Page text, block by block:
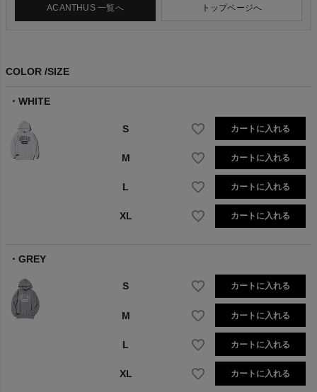
ACANTHUS 一覧へ トップページへ
COLOR SIZE
WHITE
S カートに入れる
M カートに入れる
L カートに入れる
XL カートに入れる
GREY
S カートに入れる
M カートに入れる
L カートに入れる
XL カートに入れる